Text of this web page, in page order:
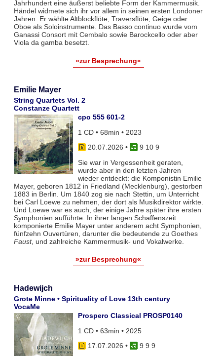
Jahrhundert eine äußerst beliebte Form der Kammermusik.
Händel widmete sich ihr vor allem in seinen ersten Londoner
Jahren. Er wählte Altblockflöte, Traversflöte, Geige oder
Oboe als Soloinstrumente. Das Basso continuo wurde vom
Ganassi Consort mit Cembalo sowie Barockcello oder aber
Viola da gamba besetzt.
»zur Besprechung«
Emilie Mayer
String Quartets Vol. 2
Constanze Quartett
cpo 555 601-2
1 CD • 68min • 2023
20.07.2026 •
9 10 9
Sie war in Vergessenheit geraten,
wurde aber in den letzten Jahren
wieder entdeckt: die Komponistin Emilie
Mayer, geboren 1812 in Friedland (Mecklenburg), gestorben
1883 in Berlin. Um 1840 zog sie nach Stettin, um Unterricht
bei Carl Loewe zu nehmen, der dort als Musikdirektor wirkte.
Und Loewe war es auch, der einige Jahre später ihre ersten
Symphonien aufführte. In ihrer langen Schaffenszeit
komponierte Emilie Mayer unter anderem acht Symphonien,
fünfzehn Ouvertüren, darunter die bedeutende zu Goethes
Faust, und zahlreiche Kammermusik- und Vokalwerke.
»zur Besprechung«
Hadewijch
Grote Minne • Spirituality of Love 13th century
VocaMe
Prospero Classical PROSP0140
1 CD • 63min • 2025
17.07.2026 •
9 9 9